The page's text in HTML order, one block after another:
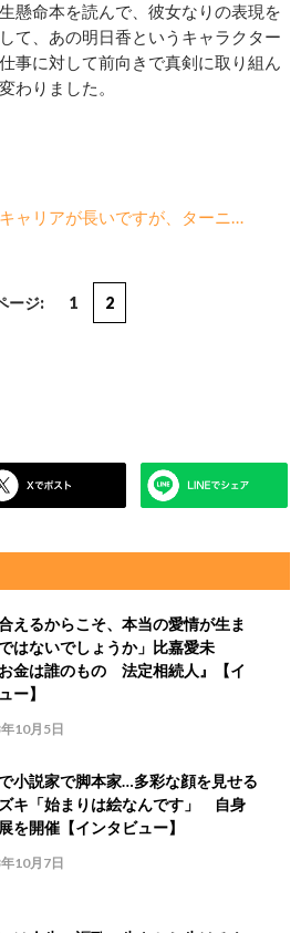
懸命本を読んで、彼女なりの表現を
て、あの明日香というキャラクター
事に対して前向きで真剣に取り組ん
わりました。
ャリアが長いですが、ターニ…
ージ: 1 2
合えるからこそ、本当の愛情が生ま
はないでしょうか」比嘉愛未
お金は誰のもの 法定相続人』【イ
ー】
10月5日
小説家で脚本家…多彩な顔を見せる
キ「始まりは絵なんです」 自身
を開催【インタビュー】
10月7日